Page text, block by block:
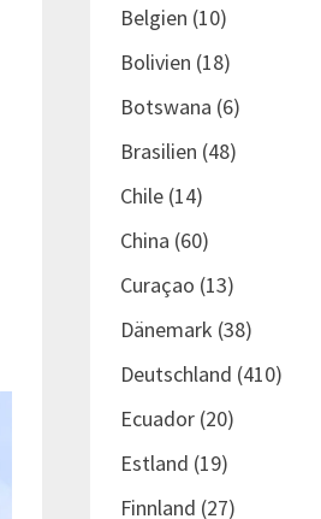
Belgien (10)
Bolivien (18)
Botswana (6)
Brasilien (48)
Chile(14)
China (60)
Curaçao (13)
Dänemark (38)
Deutschland (410)
Ecuador(20)
Estland (19)
Finnland (27)